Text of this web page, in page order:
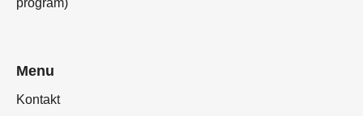
program)
Menu
Kontakt